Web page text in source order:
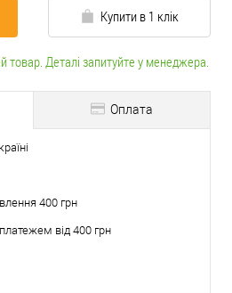
Купити в 1 клік
Деталі запитуйте у менеджера.
Оплата
400 грн
від 400 грн